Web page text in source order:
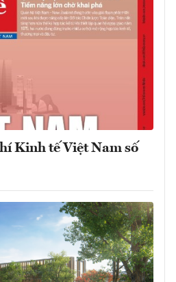
Kinh tế Việt Nam số